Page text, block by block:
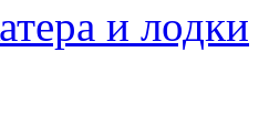
и лодки